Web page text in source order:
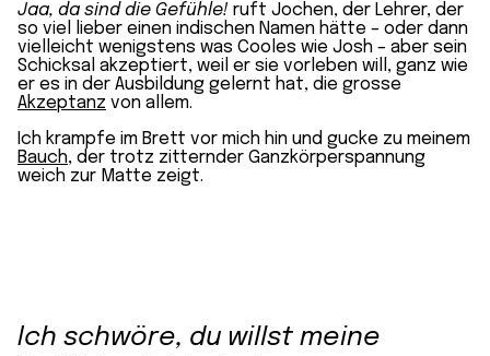
Jaa, da sind die Gefühle! ruft Jochen, der Lehrer, der
so viel lieber einen indischen Namen hätte – oder dann
vielleicht wenigstens was Cooles wie Josh – aber sein
Schicksal akzeptiert, weil er sie vorleben will, ganz wie
er es in der Ausbildung gelernt hat, die grosse
Akzeptanz von allem.
Ich krampfe im Brett vor mich hin und gucke zu meinem
Bauch, der trotz zitternder Ganzkörperspannung
weich zur Matte zeigt.
Ich schwöre, du willst meine